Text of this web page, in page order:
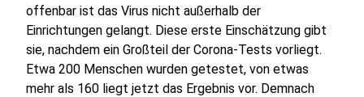
offenbar ist das Virus nicht außerhalb der
Einrichtungen gelangt. Diese erste Einschätzung gibt
sie, nachdem ein Großteil der Corona-Tests vorliegt.
Etwa 200 Menschen wurden getestet, von etwas
mehr als 160 liegt jetzt das Ergebnis vor. Demnach